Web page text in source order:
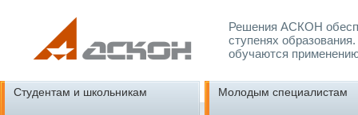
Решения АСКОН
ступенях
обучаются
Студентам и школьникам Молодым специалистам